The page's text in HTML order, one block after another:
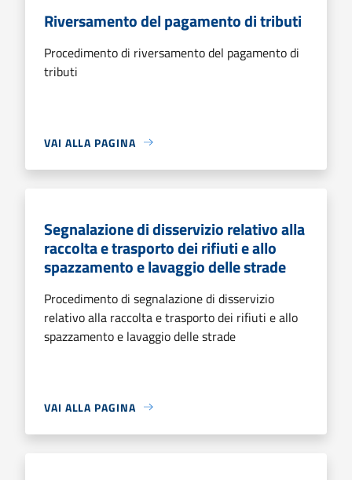
Riversamento del pagamento di tributi
Procedimento di riversamento del pagamento di
tributi
VAI ALLA PAGINA
Segnalazione di disservizio relativo alla
raccolta e trasporto dei rifiuti e allo
spazzamento e lavaggio delle strade
Procedimento di segnalazione di disservizio
relativo alla raccolta e trasporto dei rifiuti e allo
spazzamento e lavaggio delle strade
VAI ALLA PAGINA